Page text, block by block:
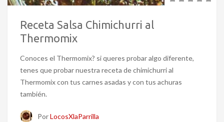
Receta Salsa Chimichurri al
Thermomix
Conoces el Thermomix? si queres probar algo diferente,
tenes que probar nuestra receta de chimichurri al
Thermomix con tus carnes asadas y con tus achuras
también.
PorLocosXlaParrilla